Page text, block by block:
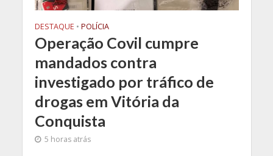
DESTAQUE • POLÍCIA
Operação Covil cumpre
mandados contra
investigado por tráfico de
drogas em Vitória da
Conquista
5 horas atrás